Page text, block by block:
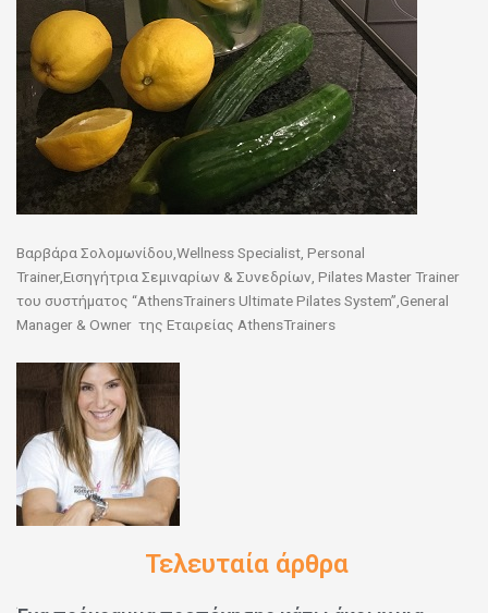
Βαρβάρα Σολομωνίδου,Wellness Specialist, Personal
Trainer,Εισηγήτρια Σεμιναρίων & Συνεδρίων, Pilates Master Trainer
του συστήματος “AthensTrainers Ultimate Pilates System”,General
Manager & Owner της Εταιρείας AthensTrainers
Τελευταία άρθρα